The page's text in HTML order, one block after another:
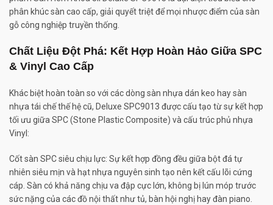
phân khúc sàn cao cấp, giải quyết triệt để mọi nhược điểm của sàn
gỗ công nghiệp truyền thống.
Chất Liệu Đột Phá: Kết Hợp Hoàn Hảo Giữa SPC
& Vinyl Cao Cấp
Khác biệt hoàn toàn so với các dòng sàn nhựa dán keo hay sàn
nhựa tái chế thế hệ cũ, Deluxe SPC9013 được cấu tạo từ sự kết hợp
tối ưu giữa SPC (Stone Plastic Composite) và cấu trúc phủ nhựa
Vinyl:
Cốt sàn SPC siêu chịu lực: Sự kết hợp đồng đều giữa bột đá tự
nhiên siêu mịn và hạt nhựa nguyên sinh tạo nên kết cấu lõi cứng
cáp. Sàn có khả năng chịu va đập cực lớn, không bị lún móp trước
sức nặng của các đồ nội thất như tủ, bàn hội nghị hay đàn piano.